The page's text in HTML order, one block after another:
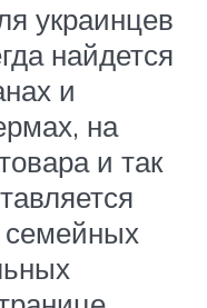
украинцев
найдется
и
на
и так
семейных